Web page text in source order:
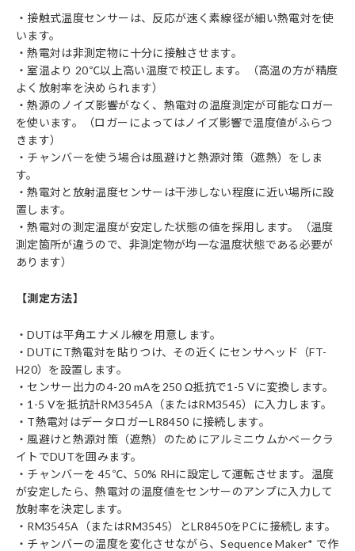
・接触式温度センサーは、反応が速く素線径が細い熱電対を使
います。
・熱電対は非測定物に十分に接触させます。
・室温より 20℃以上高い温度で校正します。（高温の方が精度
よく放射率を決められます）
・熱源のノイズ影響がなく、熱電対の温度測定が可能なロガー
を使います。（ロガーによってはノイズ影響で温度値がふらつ
きます）
・チャンバーを使う場合は風避けと熱源対策（遮熱）をしま
す。
・熱電対と放射温度センサーは干渉しない程度に近い場所に設
置します。
・熱電対の測定温度が安定した状態の値を採用します。（温度
測定箇所が違うので、非測定物が均一な温度状態である必要が
あります）
【測定方法】
・DUTは平角エナメル線を用意します。
・DUTにT熱電対を貼りつけ、その近くにセンサヘッド（FT-
H20）を設置します。
・センサー出力の4-20 mAを250 Ω抵抗で1-5 Vに変換します。
・1-5 Vを抵抗計RM3545A（またはRM3545）に入力します。
・T熱電対はデータロガーLR8450 に接続します。
・風避けと熱源対策（遮熱）のためにアルミニウムかベークラ
イトでDUTを囲みます。
・チャンバーを 45℃、50% RHに設定して運転させます。温度
が安定したら、熱電対の温度値をセンサーのアンプに入力して
放射率を決定します。
・RM3545A（またはRM3545）とLR8450をPCに接続します。
・チャンバーの温度を変化させながら、Sequence Maker* で作